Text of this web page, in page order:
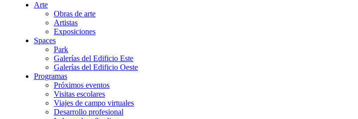
Arte
Obras de arte
Artistas
Exposiciones
Spaces
Park
Galerías del Edificio Este
Galerías del Edificio Oeste
Programas
Próximos eventos
Visitas escolares
Viajes de campo virtuales
Desarrollo profesional